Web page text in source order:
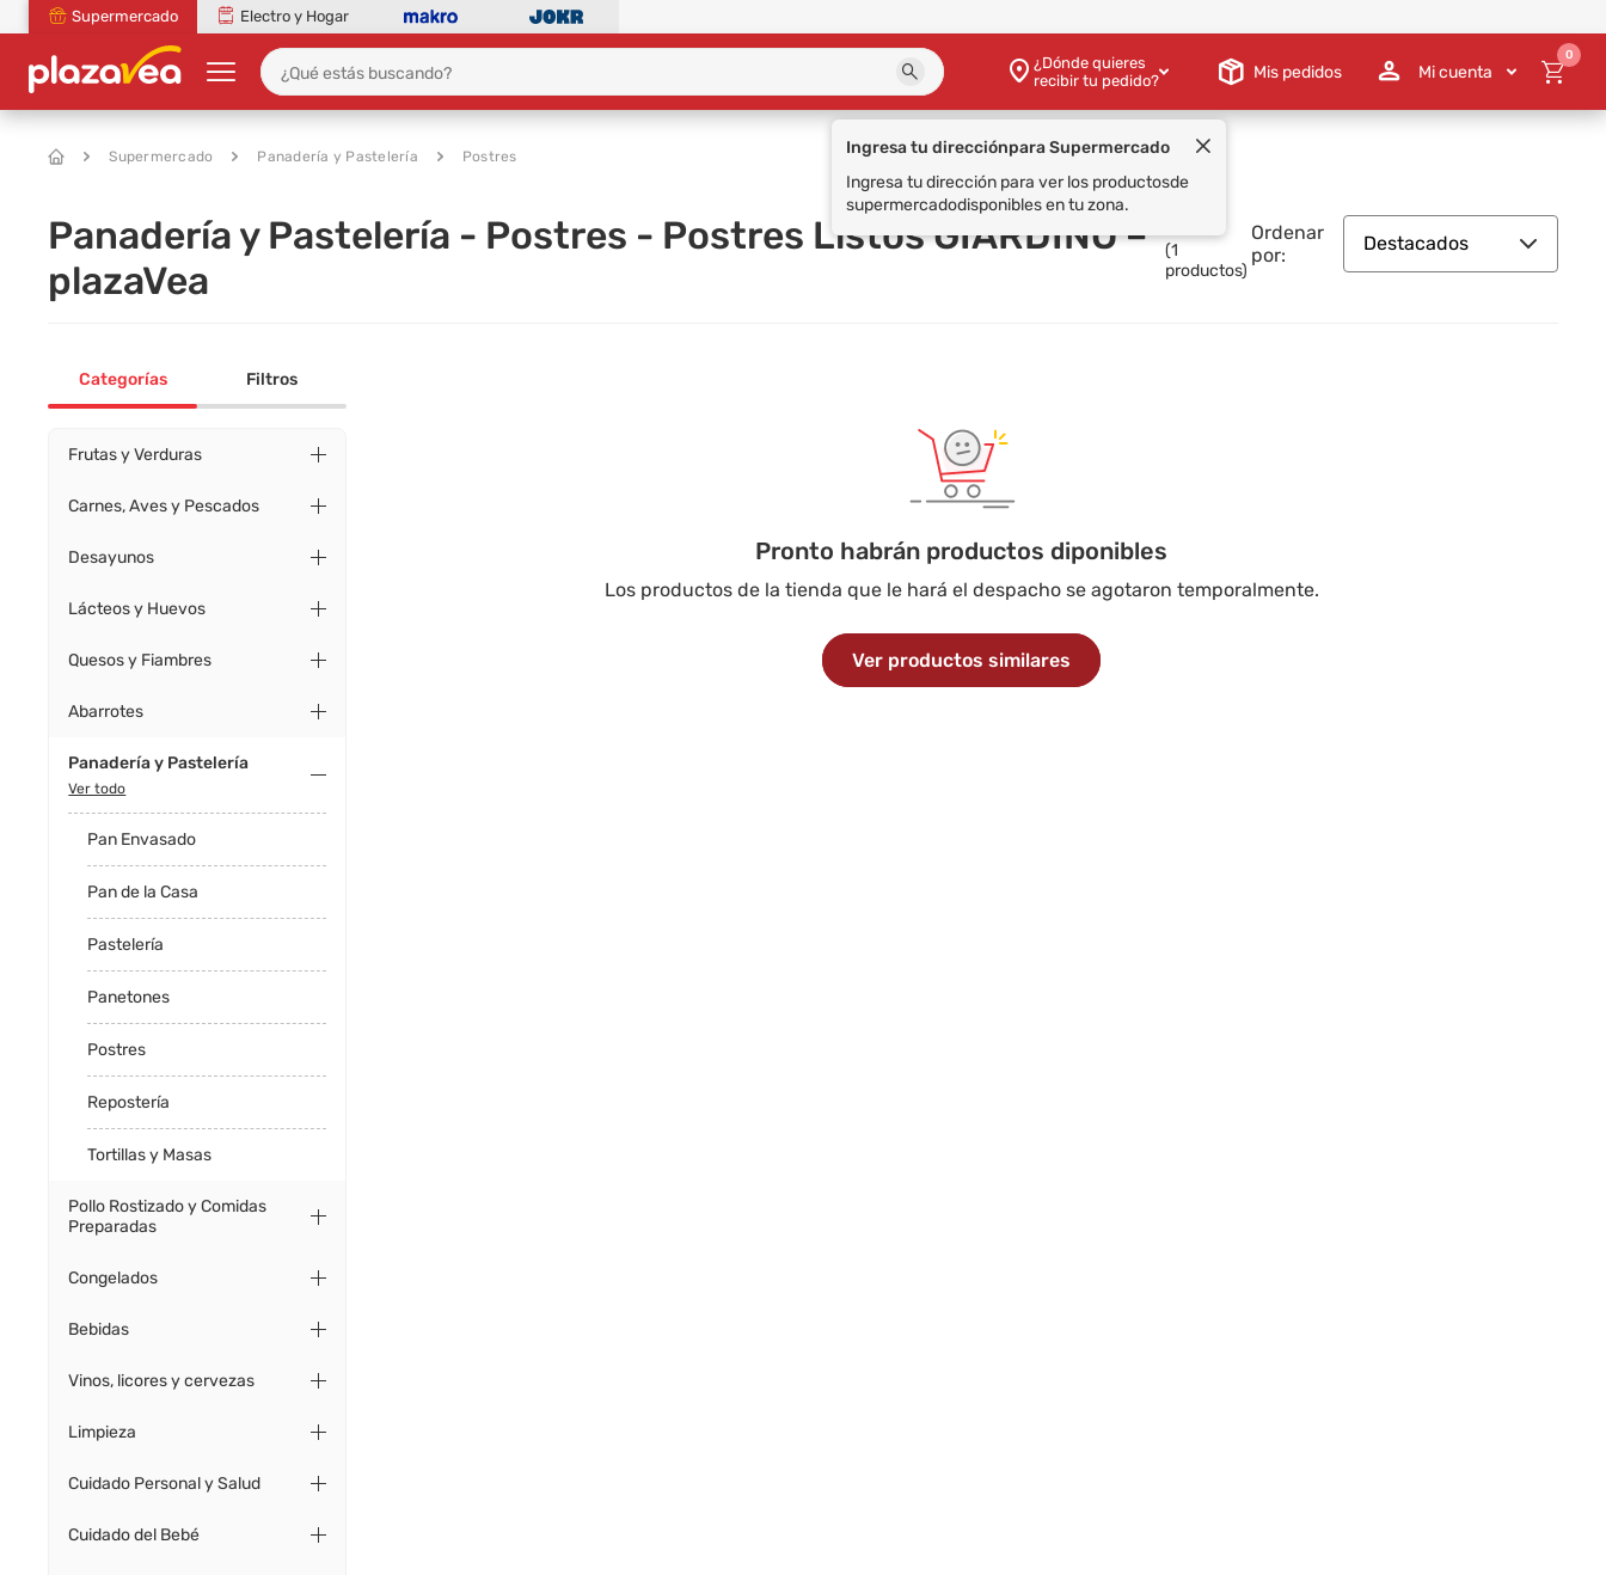
Supermercado Electro y Hogar
¿Dónde quieres
recibir tu pedido?
Mis pedidos Mi cuenta
0
Ingresa tu direcciónpara Supermercado
Ingresa tu dirección para ver los productosde
supermercadodisponibles en tu zona.
Supermercado Panadería y Pastelería Postres
Panadería y Pastelería - Postres - Postres Listos GIARDINO –
plazaVea
(1
productos)
Ordenar
por:
Destacados
Categorías Filtros
Frutas y Verduras
Carnes, Aves y Pescados
Desayunos
Lácteos y Huevos
Quesos y Fiambres
Abarrotes
Panadería y Pastelería
Ver todo
Pan Envasado
Pan de la Casa
Pastelería
Panetones
Postres
Repostería
Tortillas y Masas
Pollo Rostizado y Comidas
Preparadas
Congelados
Bebidas
Vinos, licores y cervezas
Limpieza
Cuidado Personal y Salud
Cuidado del Bebé
Pronto habrán productos diponibles
Los productos de la tienda que le hará el despacho se agotaron temporalmente.
Ver productos similares